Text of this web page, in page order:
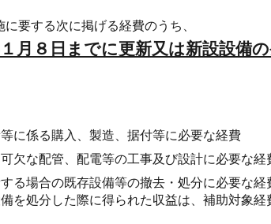
要する次に掲げる経費のうち、
月８日までに更新又は新設設備
に係る購入、製造、据付等に必要な経費
欠な配管、配電等の工事及び設計に必要な経
る場合の既存設備等の撤去・処分に必要な経
分した際に得られた収益は、補助対象経